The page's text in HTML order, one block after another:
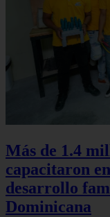
Más de 1.4
capacitaron
desarrollo
Dominicana